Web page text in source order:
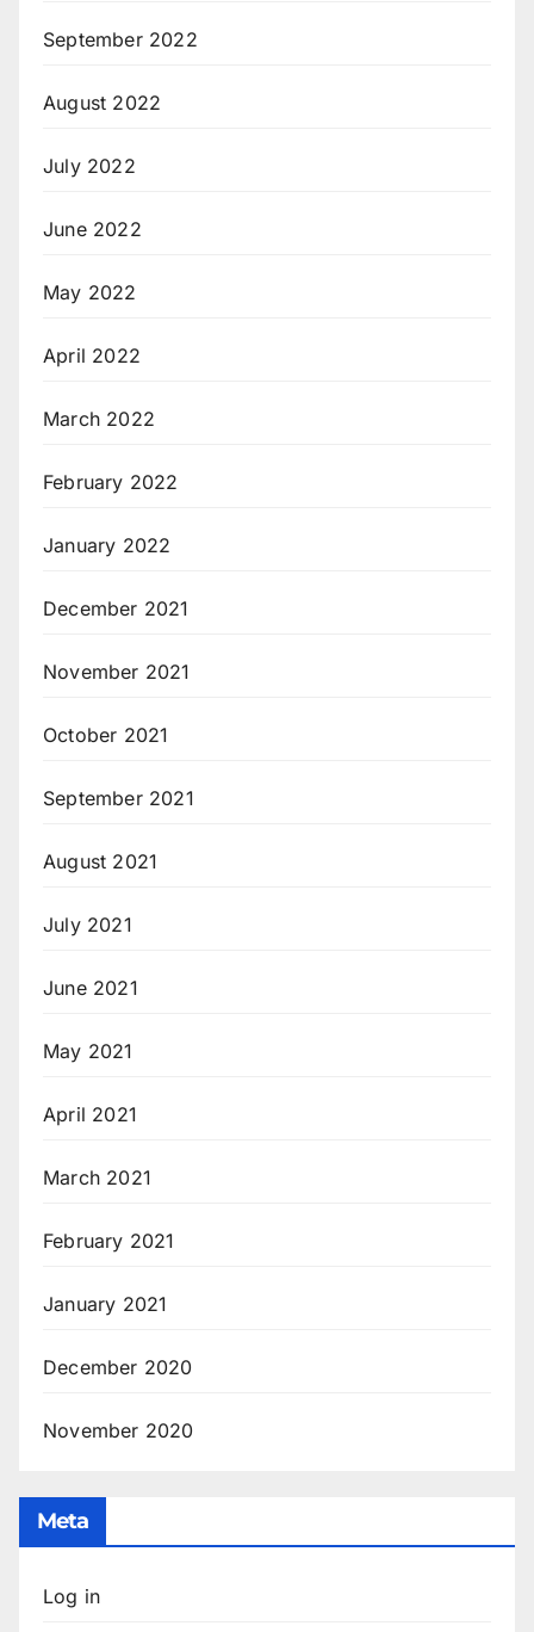
September 2022
August 2022
July 2022
June 2022
May 2022
April 2022
March 2022
February 2022
January 2022
December 2021
November 2021
October 2021
September 2021
August 2021
July 2021
June 2021
May 2021
April 2021
March 2021
February 2021
January 2021
December 2020
November 2020
Meta
Log in